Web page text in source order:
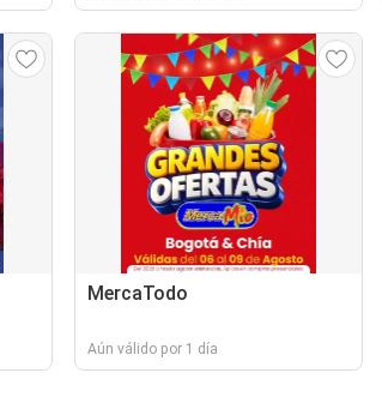
MercaTodo
Aún válido por 1 día